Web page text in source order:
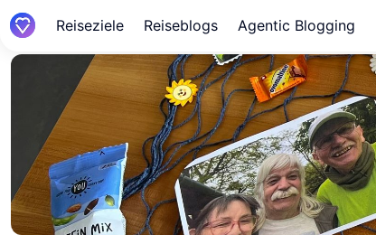
Reiseziele Reiseblogs Agentic Blogging